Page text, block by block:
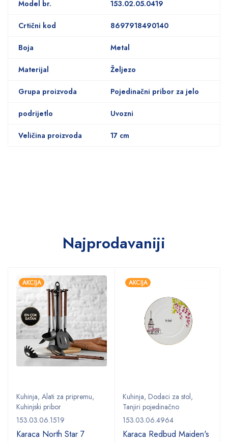
Model br. 153.02.05.0419
Crtični kod 8697918490140
Boja Metal
Materijal Željezo
Grupa proizvoda Pojedinačni pribor za jelo
podrijetlo Uvozni
Veličina proizvoda 17 cm
Najprodavaniji
AKCIJA
Kuhinja, Alati za pripremu,
Kuhinjski pribor
153.03.06.1519
Karaca North Star 7
AKCIJA
Kuhinja, Dodaci za stol,
Tanjiri pojedinačno
153.03.06.4964
Karaca Redbud Maiden's